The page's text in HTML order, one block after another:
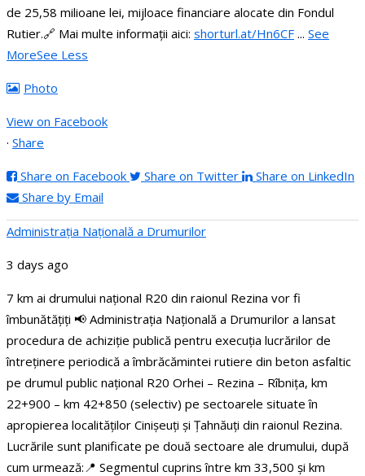
de 25,58 milioane lei, mijloace financiare alocate din Fondul
Rutier.🔗 Mai multe informații aici: shorturl.at/Hn6CF ... See
MoreSee Less
Photo
View on Facebook
· Share
Share on Facebook Share on Twitter
Share on LinkedIn
Share by Email
Administraţia Națională a Drumurilor
3 days ago
7 km ai drumului național R20 din raionul Rezina vor fi
îmbunătățiți 📢 Administrația Națională a Drumurilor a lansat
procedura de achiziție publică pentru execuția lucrărilor de
întreținere periodică a îmbrăcămintei rutiere din beton asfaltic
pe drumul public național R20 Orhei – Rezina – Rîbnița, km
22+900 – km 42+850 (selectiv) pe sectoarele situate în
apropierea localităților Cinișeuți și Țahnăuți din raionul Rezina.
Lucrările sunt planificate pe două sectoare ale drumului, după
cum urmează: 📍 Segmentul cuprins între km 33,500 și km